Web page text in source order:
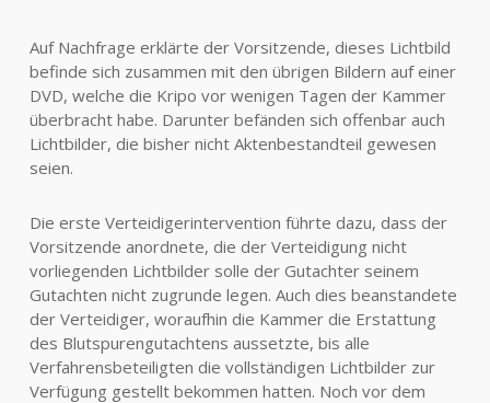
Auf Nachfrage erklärte der Vorsitzende, dieses Lichtbild
befinde sich zusammen mit den übrigen Bildern auf einer
DVD, welche die Kripo vor wenigen Tagen der Kammer
überbracht habe. Darunter befänden sich offenbar auch
Lichtbilder, die bisher nicht Aktenbestandteil gewesen
seien.
Die erste Verteidigerintervention führte dazu, dass der
Vorsitzende anordnete, die der Verteidigung nicht
vorliegenden Lichtbilder solle der Gutachter seinem
Gutachten nicht zugrunde legen. Auch dies beanstandete
der Verteidiger, woraufhin die Kammer die Erstattung
des Blutspurengutachtens aussetzte, bis alle
Verfahrensbeteiligten die vollständigen Lichtbilder zur
Verfügung gestellt bekommen hatten. Noch vor dem